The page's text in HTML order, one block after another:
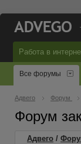
Работа в
Все форумы
Адвего Форум
Форум
Адвего /